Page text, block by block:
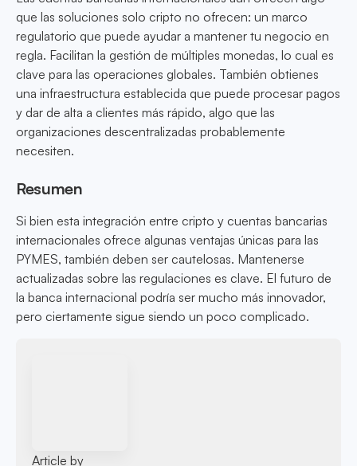
que las soluciones solo cripto no ofrecen: un marco
regulatorio que puede ayudar a mantener tu negocio en
regla. Facilitan la gestión de múltiples monedas, lo cual es
clave para las operaciones globales. También obtienes
una infraestructura establecida que puede procesar pagos
y dar de alta a clientes más rápido, algo que las
organizaciones descentralizadas probablemente
necesiten.
Resumen
Si bien esta integración entre cripto y cuentas bancarias
internacionales ofrece algunas ventajas únicas para las
PYMES, también deben ser cautelosas. Mantenerse
actualizadas sobre las regulaciones es clave. El futuro de
la banca internacional podría ser mucho más innovador,
pero ciertamente sigue siendo un poco complicado.
Article by